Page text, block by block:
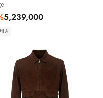
5,239,000
송